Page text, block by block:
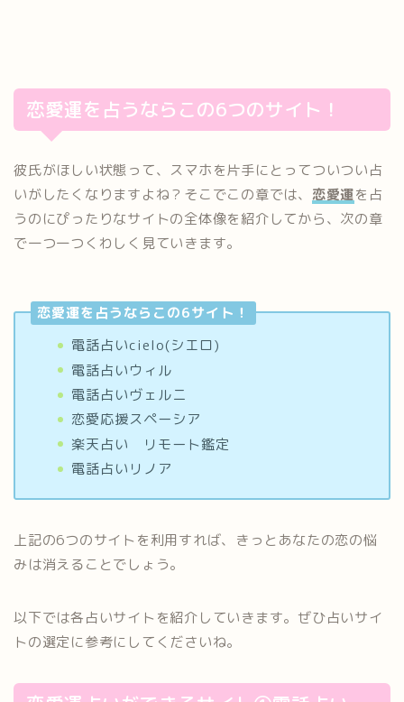
恋愛運を占うならこの6つのサイト！
彼氏がほしい状態って、スマホを片手にとってついつい占
いがしたくなりますよね？そこでこの章では、 恋愛運を占
うのにぴったりなサイトの全体像を紹介してから、次の章
で一つ一つくわしく見ていきます。
恋愛運を占うならこの6サイト！
電話占いcielo(シエロ)
電話占いウィル
電話占いヴェルニ
恋愛応援スペーシア
楽天占い リモート鑑定
電話占いリノア
上記の6つのサイトを利用すれば、きっとあなたの恋の悩
みは消えることでしょう。
以下では各占いサイトを紹介していきます。ぜひ占いサイ
トの選定に参考にしてくださいね。